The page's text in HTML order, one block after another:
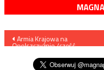
Nawigacja
wpisu
Armia Krajowa na
Opolszczyźnie /część